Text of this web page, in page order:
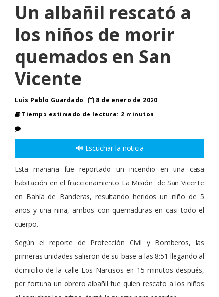
Un albañil rescató a
los niños de morir
quemados en San
Vicente
Luis Pablo Guardado
8 de enero de 2020
Tiempo estimado de lectura: 2 minutos
🔊 Escuchar la noticia
Esta mañana fue reportado un incendio en una casa
habitación en el fraccionamiento La Misión de San Vicente
en Bahía de Banderas, resultando heridos un niño de 5
años y una niña, ambos con quemaduras en casi todo el
cuerpo.
Según el reporte de Protección Civil y Bomberos, las
primeras unidades salieron de su base a las 8:51 llegando al
domicilio de la calle Los Narcisos en 15 minutos después,
por fortuna un obrero albañil fue quien rescato a los niños